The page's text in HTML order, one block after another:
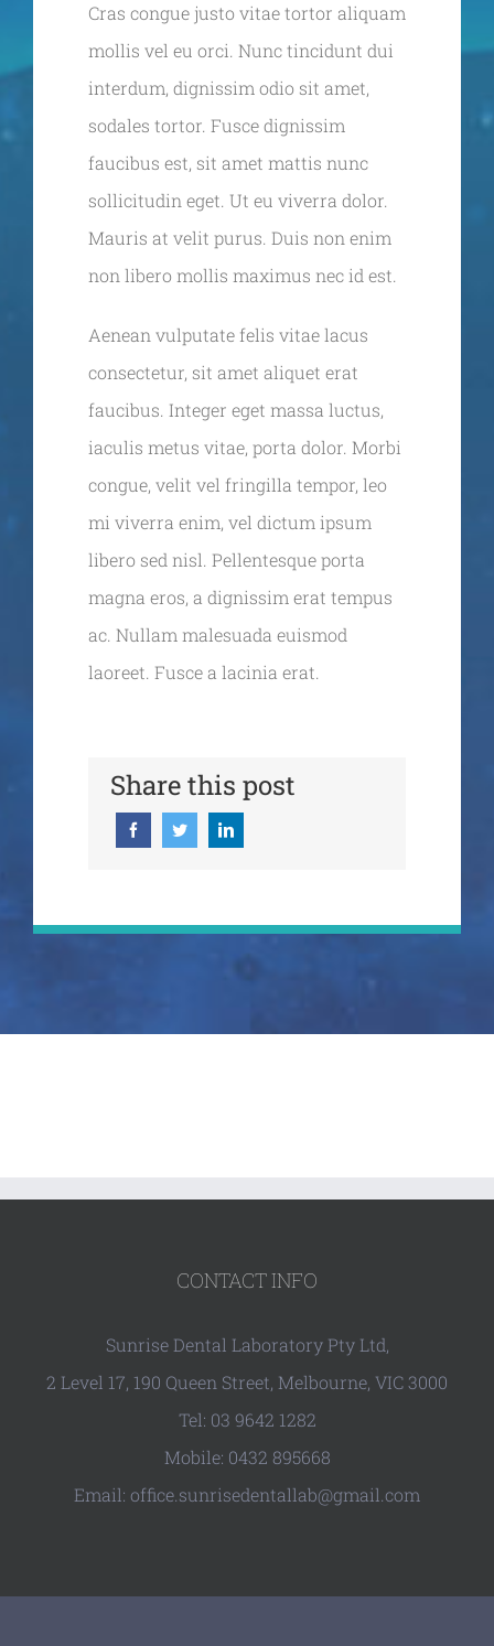
Cras congue justo vitae tortor aliquam
mollis vel eu orci. Nunc tincidunt dui
interdum, dignissim odio sit amet,
sodales tortor. Fusce dignissim
faucibus est, sit amet mattis nunc
sollicitudin eget. Ut eu viverra dolor.
Mauris at velit purus. Duis non enim
non libero mollis maximus nec id est.
Aenean vulputate felis vitae lacus
consectetur, sit amet aliquet erat
faucibus. Integer eget massa luctus,
iaculis metus vitae, porta dolor. Morbi
congue, velit vel fringilla tempor, leo
mi viverra enim, vel dictum ipsum
libero sed nisl. Pellentesque porta
magna eros, a dignissim erat tempus
ac. Nullam malesuada euismod
laoreet. Fusce a lacinia erat.
Share this post
CONTACT INFO
Sunrise Dental Laboratory Pty Ltd,
2 Level 17, 190 Queen Street, Melbourne, VIC 3000
Tel: 03 9642 1282
Mobile: 0432 895668
Email: office.sunrisedentallab@gmail.com